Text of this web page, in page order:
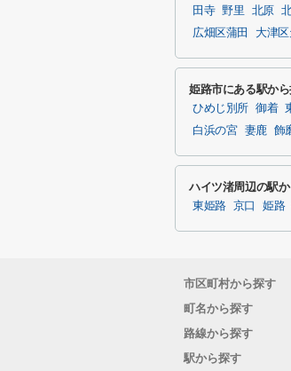
田寺 野里 北原
広畑区蒲田
大津
姫路市にある駅か
ひめじ別所 御着
白浜の宮
妻鹿 飾
ハイツ渚周辺の駅
東姫路 京口 姫路
市区町村から探す
町名から探す
路線から探す
駅から探す